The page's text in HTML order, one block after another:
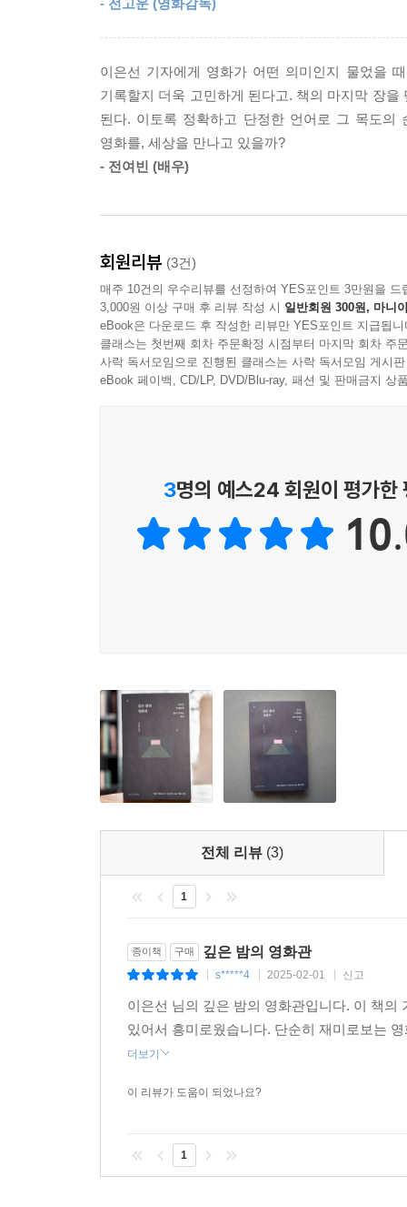
마련해주었다. 아직은 타인과 나를 둘러싼 세계
중에서
영화의 모습이 점점 더 빠르게 변하고 있다. 저
드라마까지 시선을 넓혀 56편의 작품을 소개
기준에서도 영화에 대한 저자의 애정이 짙게 느껴
짧고 자극적인 영상이 범람하는 가운데 시간을
사유로 이끄는 영화들, 3관 ‘공상의 밤’은 [에브
영화들을 소개한다.
저자의 글을 통해 우리는 이미 본 영화든 아직 보
영화에서 다시 책으로 이어지는 풍성한 감상의 경
- 전고운 (영화감독)
이은선 기자에게 영화가 어떤 의미인지 물었을
기록할지 더욱 고민하게 된다고. 책의 마지막 장
된다. 이토록 정확하고 단정한 언어로 그 목도
영화를, 세상을 만나고 있을까?
- 전여빈 (배우)
회원리뷰 (3건)
매주 10건의 우수리뷰를 선정하여 YES포인트 3만원을 드
3,000원 이상 구매 후 리뷰 작성 시 일반회원 300원, 마니
eBook은 다운로드 후 작성한 리뷰만 YES포인트 지급됩니
클래스는 첫번째 회차 주문확정 시점부터 마지막 회차 주
사락 독서모임으로 진행된 클래스는 사락 독서모임 게시
eBook 페이백, CD/LP, DVD/Blu-ray, 패션 및 판매금지 상
3명의 예스24 회원이 평가한
전체 리뷰 (3)
1
종이책 구매 깊은 밤의 영화관
s*****4 2025-02-01 신고
이은선 님의 깊은 밤의 영화관입니다. 이 책
있어서 흥미로웠습니다. 단순히 재미로보는
더보기
이 리뷰가 도움이 되었나요?
1